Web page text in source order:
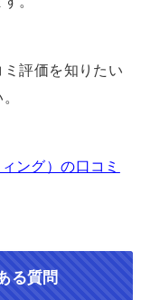
評価を知りたい
ング）の口コミ
る質問